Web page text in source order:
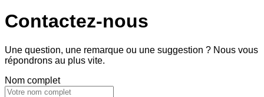
Contactez-nous
Une question, une remarque ou une suggestion ? Nous vous
répondrons au plus vite.
Nom complet